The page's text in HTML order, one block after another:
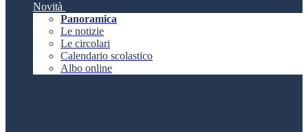
Novità
Panoramica
Le notizie
Le circolari
Calendario scolastico
Albo online